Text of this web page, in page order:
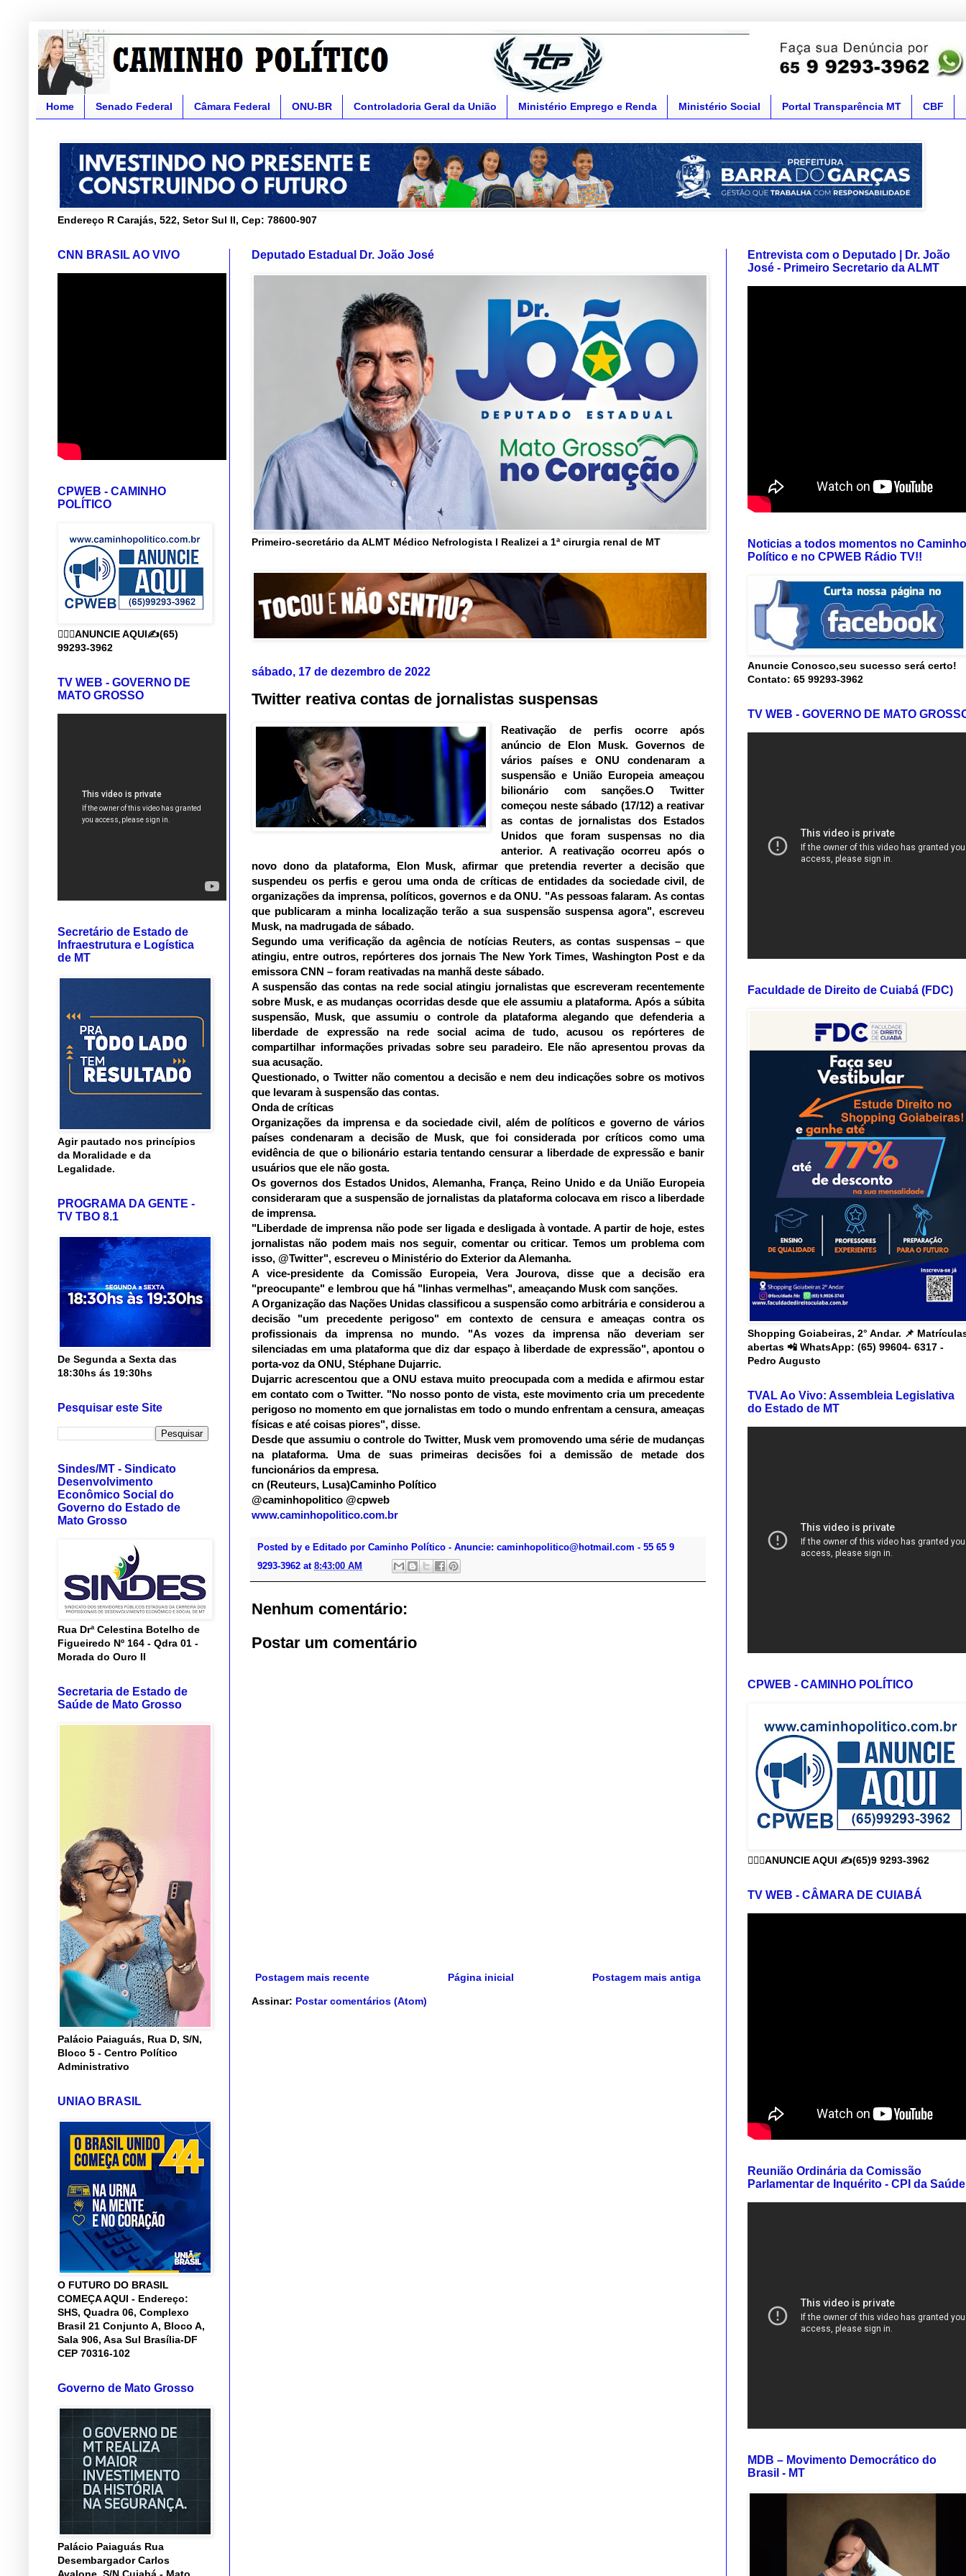
Home Senado Federal Câmara Federal ONU-BR Controladoria Geral da União Ministério Emprego e Renda Ministério Social Portal Transparência MT CBF
Endereço R Carajás, 522, Setor Sul II, Cep: 78600-907
Deputado Estadual Dr. João José
Primeiro-secretário da ALMT Médico Nefrologista l Realizei a 1ª cirurgia renal de MT
sábado, 17 de dezembro de 2022
Twitter reativa contas de jornalistas suspensas
Reativação de perfis ocorre após
anúncio de Elon Musk. Governos de
vários países e ONU condenaram a
suspensão e União Europeia ameaçou
bilionário com sanções.O Twitter
começou neste sábado (17/12) a reativar
as contas de jornalistas dos Estados
Unidos que foram suspensas no dia
anterior. A reativação ocorreu após o
novo dono da plataforma, Elon Musk, afirmar que pretendia reverter adecisão que
suspendeu os perfis e gerou uma onda de críticas de entidades da sociedade civil, de
organizações da imprensa, políticos, governos e da ONU. "As pessoas falaram. As contas
que publicaram a minha localização terão a sua suspensão suspensa agora", escreveu
Musk, na madrugada de sábado.
Segundo uma verificação da agência de notícias Reuters, as contas suspensas – que
atingiu, entre outros, repórteres dos jornais The New York Times, Washington Post e da
emissora CNN – foram reativadas na manhã deste sábado.
A suspensão das contas na rede social atingiu jornalistas que escreveram recentemente
sobre Musk, e as mudanças ocorridas desde que ele assumiu a plataforma. Após a súbita
suspensão, Musk, que assumiu o controle da plataforma alegando que defenderia a
liberdade de expressão na rede social acima de tudo, acusou os repórteres de
compartilhar informações privadas sobre seu paradeiro. Ele não apresentou provas da
sua acusação.
Questionado, o Twitter não comentou a decisão e nem deu indicações sobre os motivos
que levaram à suspensão das contas.
Onda de críticas
Organizações da imprensa e da sociedade civil, além de políticos e governo de vários
países condenaram a decisão de Musk, que foi considerada por críticos como uma
evidência de que o bilionário estaria tentando censurar a liberdade de expressão e banir
usuários que ele não gosta.
Os governos dos Estados Unidos, Alemanha, França, Reino Unido e da União Europeia
consideraram que a suspensão de jornalistas da plataforma colocava em risco a liberdade
de imprensa.
"Liberdade de imprensa não pode ser ligada e desligada à vontade. A partir de hoje, estes
jornalistas não podem mais nos seguir, comentar ou criticar. Temos um problema com
isso, @Twitter", escreveu o Ministério do Exterior da Alemanha.
A vice-presidente da Comissão Europeia, Vera Jourova, disse que a decisão era
"preocupante" e lembrou que há "linhas vermelhas", ameaçando Musk com sanções.
A Organização das Nações Unidas classificou a suspensão como arbitrária e considerou a
decisão "um precedente perigoso" em contexto de censura e ameaças contra os
profissionais da imprensa no mundo. "As vozes da imprensa não deveriam ser
silenciadas em uma plataforma que diz dar espaço à liberdade de expressão", apontou o
porta-voz da ONU, Stéphane Dujarric.
Dujarric acrescentou que a ONU estava muito preocupada com a medida e afirmou estar
em contato com o Twitter. "No nosso ponto de vista, este movimento cria um precedente
perigoso no momento em que jornalistas em todo o mundo enfrentam a censura, ameaças
físicas e até coisas piores", disse.
Desde que assumiu o controle do Twitter, Musk vem promovendo uma série de mudanças
na plataforma. Uma de suas primeiras decisões foi a demissão de metade dos
funcionários da empresa.
cn (Reuteurs, Lusa)Caminho Político
@caminhopolitico @cpweb
www.caminhopolitico.com.br
Posted by e Editado por Caminho Político - Anuncie: caminhopolitico@hotmail.com - 55 65 9
9293-3962 at 8:43:00 AM
Nenhum comentário:
Postar um comentário
Postagem mais recente Postagem mais antiga
Página inicial
Assinar: Postar comentários (Atom)
CNN BRASIL AO VIVO
CPWEB - CAMINHO
POLÍTICO
👨🏻‍⚕️ANUNCIE AQUI✍️(65)
99293-3962
TV WEB - GOVERNO DE
MATO GROSSO
Secretário de Estado de
Infraestrutura e Logística
de MT
Agir pautado nos princípios
da Moralidade e da
Legalidade.
PROGRAMA DA GENTE -
TV TBO 8.1
De Segunda a Sexta das
18:30hs ás 19:30hs
Pesquisar este Site
Sindes/MT - Sindicato
Desenvolvimento
Econômico Social do
Governo do Estado de
Mato Grosso
Rua Drª Celestina Botelho de
Figueiredo Nº 164 - Qdra 01 -
Morada do Ouro II
Secretaria de Estado de
Saúde de Mato Grosso
Palácio Paiaguás, Rua D, S/N,
Bloco 5 - Centro Político
Administrativo
UNIAO BRASIL
O FUTURO DO BRASIL
COMEÇA AQUI - Endereço:
SHS, Quadra 06, Complexo
Brasil 21 Conjunto A, Bloco A,
Sala 906, Asa Sul Brasília-DF
CEP 70316-102
Governo de Mato Grosso
Palácio Paiaguás Rua
Desembargador Carlos
Avalone, S/N Cuiabá - Mato
Entrevista com o Deputado | Dr. João
José - Primeiro Secretario da ALMT
Noticias a todos momentos no Caminho
Político e no CPWEB Rádio TV!!
Anuncie Conosco,seu sucesso será certo!
Contato: 65 99293-3962
TV WEB - GOVERNO DE MATO
Faculdade de Direito de Cuiabá (FDC)
Shopping Goiabeiras, 2° Andar. 📌
abertas 📲 WhatsApp: (65) 99604- 6317 -
Pedro Augusto
TVAL Ao Vivo: Assembleia Legislativa
do Estado de MT
CPWEB - CAMINHO POLÍTICO
👨🏻‍⚕️ANUNCIE AQUI ✍️(65)9 9293-3962
TV WEB - CÂMARA DE CUIABÁ
Reunião Ordinária da Comissão
Parlamentar de Inquérito - CPI da Saúde
MDB – Movimento Democrático do
Brasil - MT